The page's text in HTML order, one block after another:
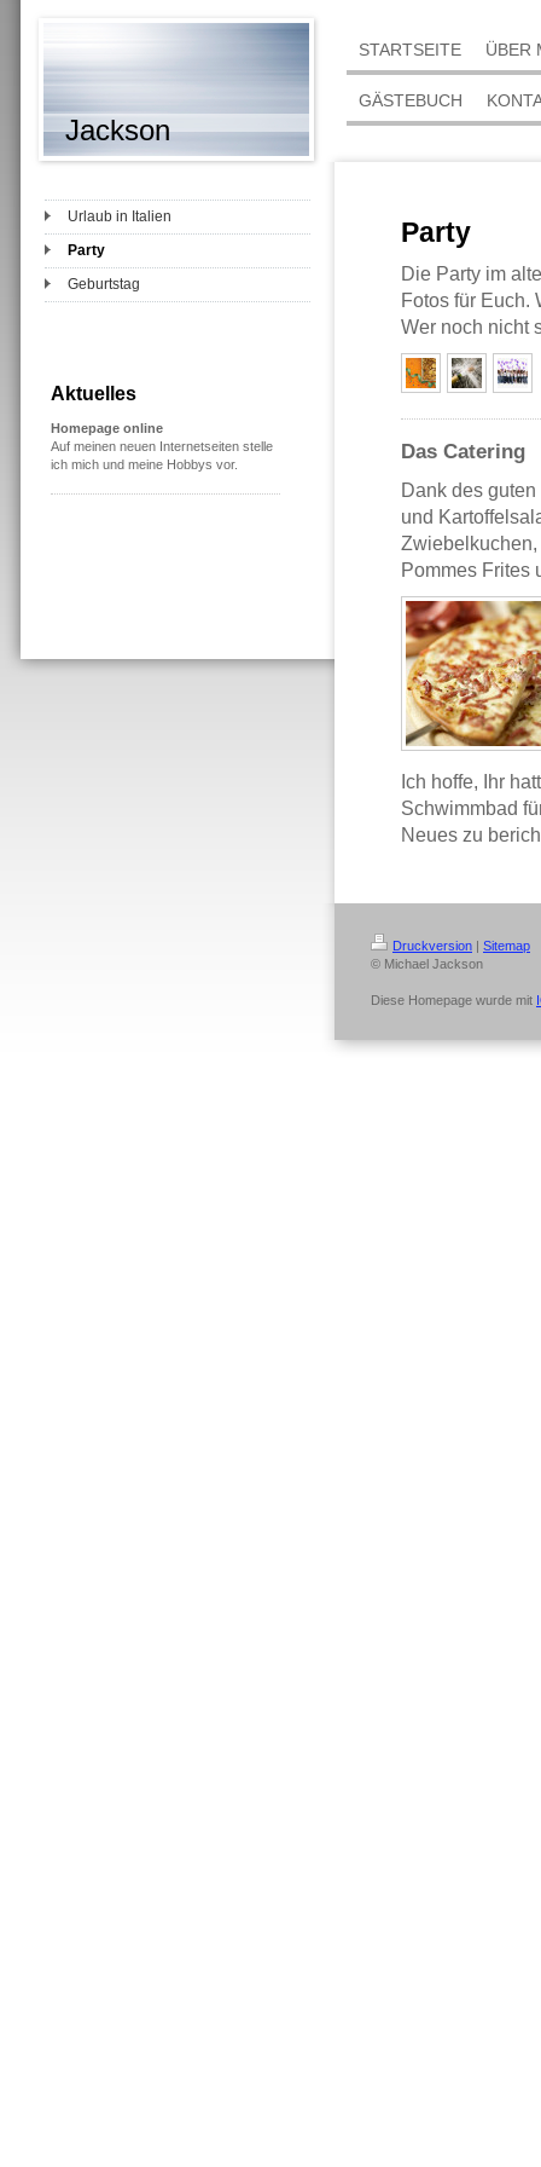
Jackson
Urlaub in Italien
Party
Geburtstag
Aktuelles
Homepage online
Auf meinen neuen Internetseiten stelle
ich mich und meine Hobbys vor.
STARTSEITE ÜBER
GÄSTEBUCH
Party
Die Party im
Fotos für Euch.
Wer noch nicht
Das Catering
Dank des
und
Pommes Frites
Ich hoffe, Ihr
Schwimmbad
Neues zu
Druckversion | Sitemap
© Michael Jackson
Diese Homepage wurde mit